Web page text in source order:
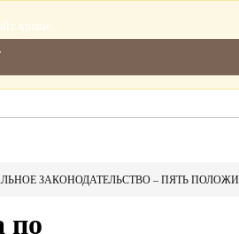
Cтатті Клієнти Наша
ЗАКОНОДАТЕЛЬСТВО – ПЯТЬ
по
краще.